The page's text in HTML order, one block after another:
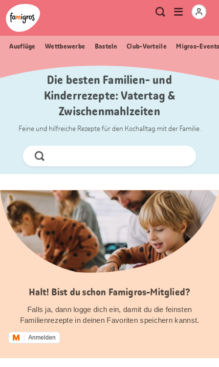
Sprungmarken
Navigation
Header
Logo
Meta
Navigation
Suche
Menu
öffnen
Ausflüge Wettbewerbe Basteln Club-Vorteile Migros-
Die besten Familien- und
Kinderrezepte: Vatertag &
Zwischenmahlzeiten
Feine und hilfreiche Rezepte für den Kochalltag mit der Familie.
Jetzt
Suchen
Halt! Bist du schon Famigros-Mitglied?
Falls ja, dann logge dich ein, damit du die feinsten
Familienrezepte in deinen Favoriten speichern kannst.
Anmelden